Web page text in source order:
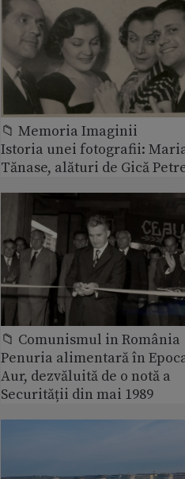
📁 Memoria Imaginii
Istoria unei fotografii:
Tănase, alături de Gică
📁 Comunismul in România
Penuria alimentară în
Aur, dezvăluită de o notă a
Securității din mai 1989